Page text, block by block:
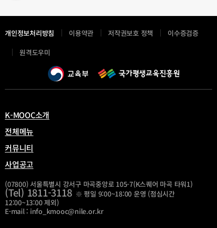
개인정보처리방침 이용약관 저작권보호 정책
이수증검증
원격도우미새
창
열
K-MOOC소개
전체메뉴
커뮤니티
사업공고
(07800) 서울특별시 강서구 마곡중앙로 105-7(K스퀘어 마곡 타워1)
(Tel) 1811-3118※ 평일 9:00~18:00 운영 (점심시간
12:00~13:00 제외)
E-mail : info_kmooc@nile.or.kr